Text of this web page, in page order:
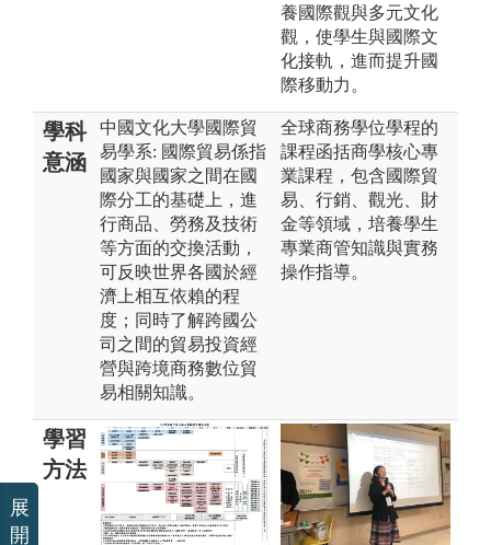
養國際觀與多元文化
觀，使學生與國際文
化接軌，進而提升國
際移動力。
學科
意涵
中國文化大學國際貿
易學系: 國際貿易係指
國家與國家之間在國
際分工的基礎上，進
行商品、勞務及技術
等方面的交換活動，
可反映世界各國於經
濟上相互依賴的程
度；同時了解跨國公
司之間的貿易投資經
營與跨境商務數位貿
易相關知識。
全球商務學位學程的
課程函括商學核心專
業課程，包含國際貿
易、行銷、觀光、財
金等領域，培養學生
專業商管知識與實務
操作指導。
學習
方法
展
開